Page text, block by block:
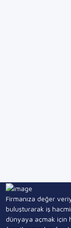
Firmanıza değer
buluşturarak iş
dünyaya açmak için